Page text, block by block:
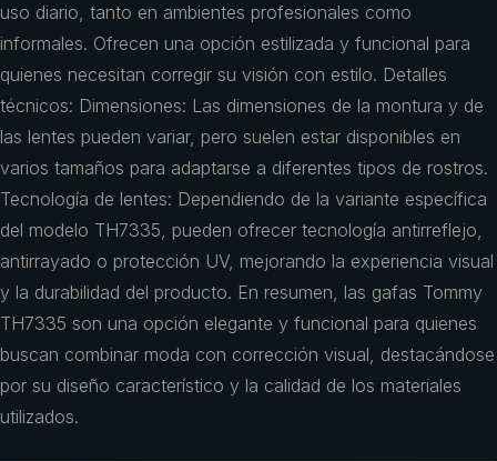
uso diario, tanto en ambientes profesionales como
informales. Ofrecen una opción estilizada y funcional para
quienes necesitan corregir su visión con estilo. Detalles
técnicos: Dimensiones: Las dimensiones de la montura y de
las lentes pueden variar, pero suelen estar disponibles en
varios tamaños para adaptarse a diferentes tipos de rostros.
Tecnología de lentes: Dependiendo de la variante específica
del modelo TH7335, pueden ofrecer tecnología antirreflejo,
antirrayado o protección UV, mejorando la experiencia visual
y la durabilidad del producto. En resumen, las gafas Tommy
TH7335 son una opción elegante y funcional para quienes
buscan combinar moda con corrección visual, destacándose
por su diseño característico y la calidad de los materiales
utilizados.